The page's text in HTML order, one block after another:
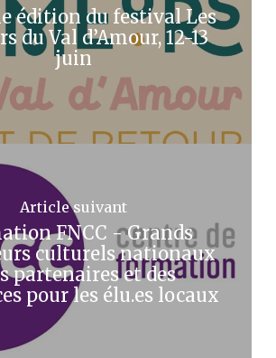
édition du festival Les
du Val d’Amour, 12-13
juin
Article suivant
FNCC - Grands
culturels nationaux
partenaires et des
pour les élu.es locaux